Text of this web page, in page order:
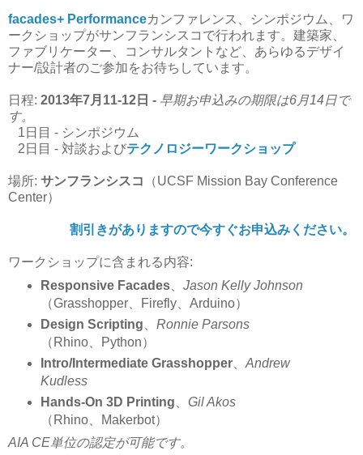
facades+ Performanceカンファレンス、シンポジウム、ワ
ークショップがサンフランシスコで行われます。建築家、
ファブリケーター、コンサルタントなど、あらゆるデザイ
ナー/設計者のご参加をお待ちしています。
日程: 2013年7月11-12日 - 早期お申込みの期限は6月14日で
す。
1日目 - シンポジウム
2日目 - 対談およびテクノロジーワークショップ
場所: サンフランシスコ
（UCSF Mission Bay Conference
Center）
割引きがありますので今すぐお申込みください。
ワークショップに含まれる内容:
Responsive Facades、 Jason Kelly Johnson
（Grasshopper、Firefly、Arduino）
Design Scripting
Ronnie Parsons
（Rhino、Python）
Intro/Intermediate Grasshopper、 Andrew
Kudless
Hands-On 3D Printing
Gil Akos
（Rhino、Makerbot）
AIA CE単位の認定が可能です。